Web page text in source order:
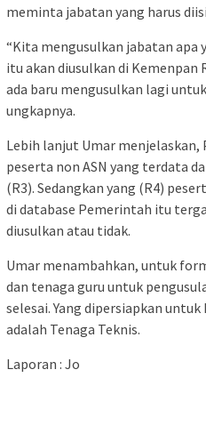
meminta jabatan yang harus
“Kita mengusulkan jabatan apa
itu akan diusulkan di Kemenpan
ada baru mengusulkan lagi
ungkapnya.
Lebih lanjut Umar menjelaskan,
peserta non ASN yang terdata
(R3). Sedangkan yang (R4)
di database Pemerintah itu
diusulkan atau tidak.
Umar menambahkan, untuk
dan tenaga guru untuk
selesai. Yang dipersiapkan
adalah Tenaga Teknis.
Laporan : Jo